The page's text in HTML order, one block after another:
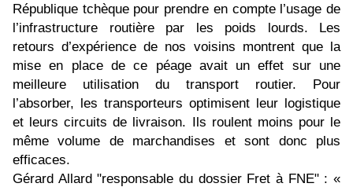
République tchèque pour prendre en compte l’usage de
l’infrastructure routière par les poids lourds. Les
retours d’expérience de nos voisins montrent que la
mise en place de ce péage avait un effet sur une
meilleure utilisation du transport routier. Pour
l’absorber, les transporteurs optimisent leur logistique
et leurs circuits de livraison. Ils roulent moins pour le
même volume de marchandises et sont donc plus
efficaces.
Gérard Allard "responsable du dossier Fret à FNE" : «